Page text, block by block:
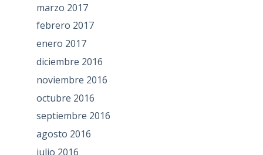
marzo 2017
febrero 2017
enero 2017
diciembre 2016
noviembre 2016
octubre 2016
septiembre 2016
agosto 2016
julio 2016